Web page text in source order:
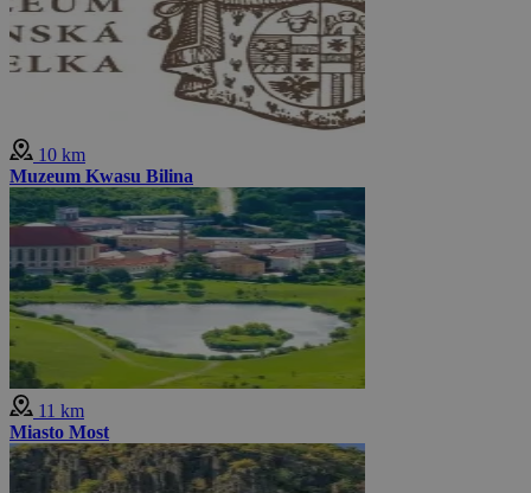
10 km
Muzeum Kwasu Bilina
11 km
Miasto Most